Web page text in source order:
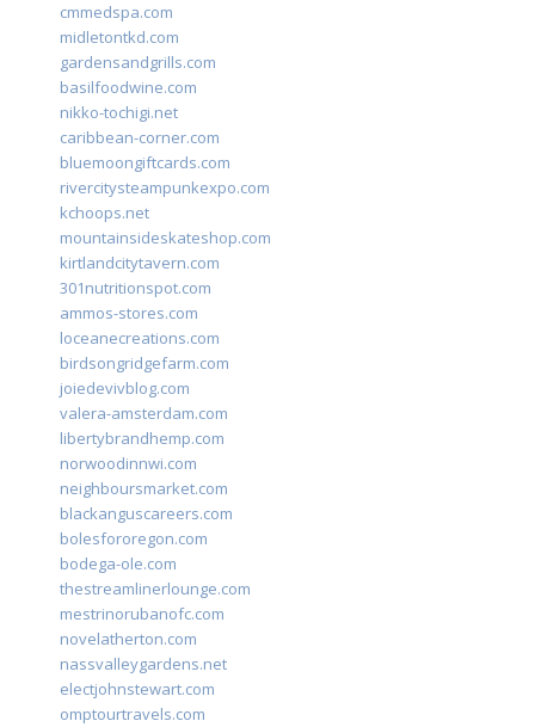
cmmedspa.com
midletontkd.com
gardensandgrills.com
basilfoodwine.com
nikko-tochigi.net
caribbean-corner.com
bluemoongiftcards.com
rivercitysteampunkexpo.com
kchoops.net
mountainsideskateshop.com
kirtlandcitytavern.com
301nutritionspot.com
ammos-stores.com
loceanecreations.com
birdsongridgefarm.com
joiedevivblog.com
valera-amsterdam.com
libertybrandhemp.com
norwoodinnwi.com
neighboursmarket.com
blackanguscareers.com
bolesfororegon.com
bodega-ole.com
thestreamlinerlounge.com
mestrinorubanofc.com
novelatherton.com
nassvalleygardens.net
electjohnstewart.com
omptourtravels.com